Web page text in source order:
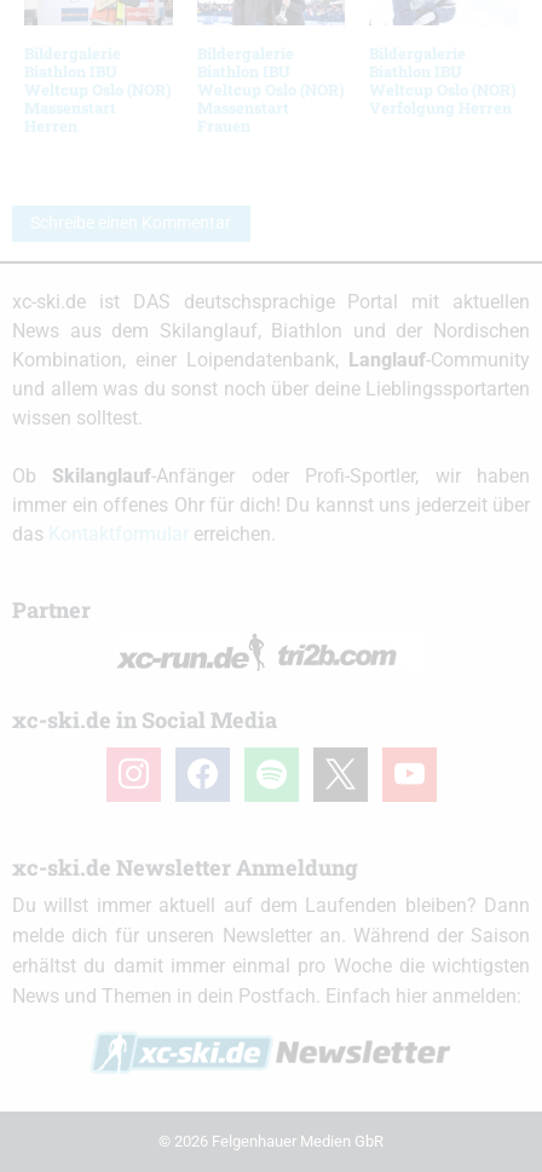
Bildergalerie
Biathlon IBU
Weltcup Oslo (NOR)
Massenstart
Herren
Bildergalerie
Biathlon IBU
Weltcup Oslo (NOR)
Massenstart
Frauen
Bildergalerie
Biathlon IBU
Weltcup Oslo (NOR)
Verfolgung Herren
Schreibe einen Kommentar
xc-ski.de ist DAS deutschsprachige Portal mit aktuellen
News aus dem Skilanglauf, Biathlon und der Nordischen
Kombination, einer Loipendatenbank,
Langlauf-Community
und allem was du sonst noch über deine Lieblingssportarten
wissen solltest.
Ob Skilanglauf-Anfänger oder Profi-Sportler, wir haben
immer ein offenes Ohr für dich! Du kannst uns jederzeit über
das
erreichen.
Partner
xc-ski.de in Social Media
instagramfacebook spotify youtube
xc-ski.de Newsletter Anmeldung
Du willst immer aktuell auf dem Laufenden bleiben? Dann
melde dich für unseren Newsletter an. Während der Saison
erhältst du damit immer einmal pro Woche die wichtigsten
News und Themen in dein Postfach. Einfach hier anmelden:
© 2026 Felgenhauer Medien GbR